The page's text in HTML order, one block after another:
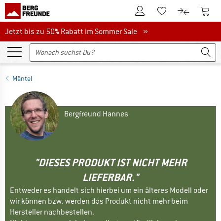
Zum KundenkontoZum Merkzettel.
Zum Zum
Jetzt bis zu 50% Rabatt im Sommer Sale
Jetzt bis zu 50% Rabatt im Sommer Sale »
Mäntel
Bergfreund Hannes
"DIESES PRODUKT IST NICHT MEHR
LIEFERBAR."
Entweder es handelt sich hierbei um ein älteres Modell oder
wir können bzw. werden das Produkt nicht mehr beim
Hersteller nachbestellen.